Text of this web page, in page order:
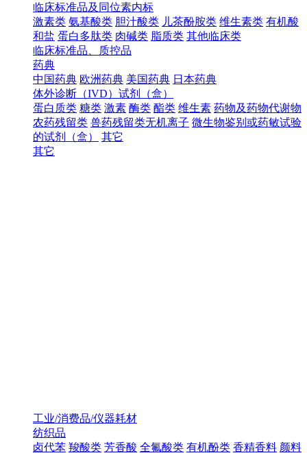
临床标准品及同位素内标
激素类 氨基酸类 胆汁酸类 儿茶酚胺类 维生素类 有机酸
和盐 蛋白多肽类 肉碱类 脂质类 其他临床类
临床标准品、质控品
药典
中国药典 欧洲药典 美国药典 日本药典
体外诊断（IVD）试剂（盒）
蛋白质类 糖类 激素 酶类 酯类 维生素 药物及药物代谢物
农药残留类 兽药残留类无机离子 微生物鉴别或药敏试验
的试剂（盒）
其它
其它
工业/消费品/仪器耗材
纺织品
卤代苯 羧酸类 芳香酸 全氟酸类 有机酚类 香精香料 颜料